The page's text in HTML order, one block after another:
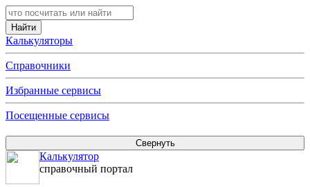
Калькуляторы
Справочники
Избранные сервисы
Посещенные сервисы
Калькулятор
справочный портал